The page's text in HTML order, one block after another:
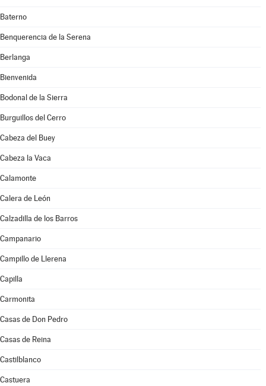
Baterno
Benquerencia de la Serena
Berlanga
Bienvenida
Bodonal de la Sierra
Burguillos del Cerro
Cabeza del Buey
Cabeza la Vaca
Calamonte
Calera de León
Calzadilla de los Barros
Campanario
Campillo de Llerena
Capilla
Carmonita
Casas de Don Pedro
Casas de Reina
Castilblanco
Castuera